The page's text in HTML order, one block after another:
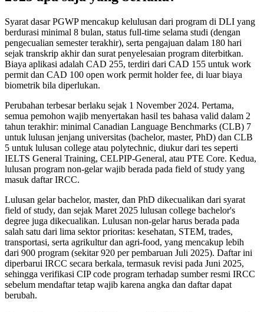
Syarat dasar PGWP mencakup kelulusan dari program di DLI yang
berdurasi minimal 8 bulan, status full-time selama studi (dengan
pengecualian semester terakhir), serta pengajuan dalam 180 hari
sejak transkrip akhir dan surat penyelesaian program diterbitkan.
Biaya aplikasi adalah CAD 255, terdiri dari CAD 155 untuk work
permit dan CAD 100 open work permit holder fee, di luar biaya
biometrik bila diperlukan.
Perubahan terbesar berlaku sejak 1 November 2024. Pertama,
semua pemohon wajib menyertakan hasil tes bahasa valid dalam 2
tahun terakhir: minimal Canadian Language Benchmarks (CLB) 7
untuk lulusan jenjang universitas (bachelor, master, PhD) dan CLB
5 untuk lulusan college atau polytechnic, diukur dari tes seperti
IELTS General Training, CELPIP-General, atau PTE Core. Kedua,
lulusan program non-gelar wajib berada pada field of study yang
masuk daftar IRCC.
Lulusan gelar bachelor, master, dan PhD dikecualikan dari syarat
field of study, dan sejak Maret 2025 lulusan college bachelor's
degree juga dikecualikan. Lulusan non-gelar harus berada pada
salah satu dari lima sektor prioritas: kesehatan, STEM, trades,
transportasi, serta agrikultur dan agri-food, yang mencakup lebih
dari 900 program (sekitar 920 per pembaruan Juli 2025). Daftar ini
diperbarui IRCC secara berkala, termasuk revisi pada Juni 2025,
sehingga verifikasi CIP code program terhadap sumber resmi IRCC
sebelum mendaftar tetap wajib karena angka dan daftar dapat
berubah.